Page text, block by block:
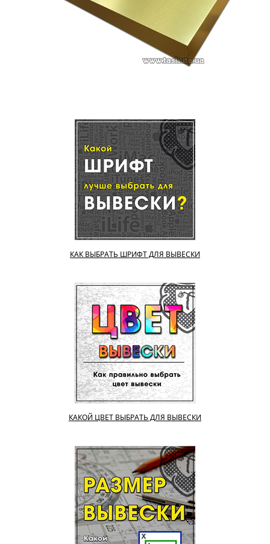
КАК ВЫБРАТЬ ШРИФТ ДЛЯ ВЫВЕСКИ
КАКОЙ ЦВЕТ ВЫБРАТЬ ДЛЯ ВЫВЕСКИ